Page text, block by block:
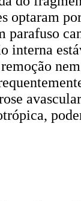
optaram
parafuso
interna
remoção